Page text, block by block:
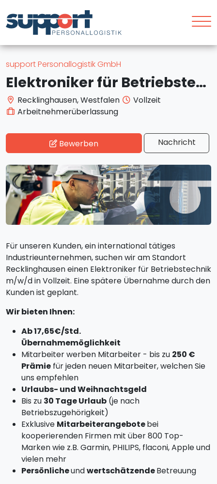
support Personallogistik GmbH
Elektroniker für Betriebstechnik (m/w/d), Recklinghausen, ab 17,65€/STD
Recklinghausen, Westfalen
Vollzeit
Arbeitnehmerüberlassung
Bewerben Nachricht
Für unseren Kunden, ein international tätiges
Industrieunternehmen, suchen wir am Standort
Recklinghausen einen Elektroniker für Betriebstechnik
m/w/d in Vollzeit. Eine spätere Übernahme durch den
Kunden ist geplant.
Wir bieten Ihnen:
Ab 17,65€/Std.
Übernahmemöglichkeit
Mitarbeiter werben Mitarbeiter - bis zu 250 €
Prämie für jeden neuen Mitarbeiter, welchen Sie
uns empfehlen
Urlaubs- und Weihnachtsgeld
Bis zu 30 Tage Urlaub (je nach
Betriebszugehörigkeit)
Exklusive Mitarbeiterangebotebei
kooperierenden Firmen mit über 800 Top-
Marken wie z.B. Garmin, PHILIPS, flaconi, Apple und
vielen mehr
PersönlicheundwertschätzendeBetreuung